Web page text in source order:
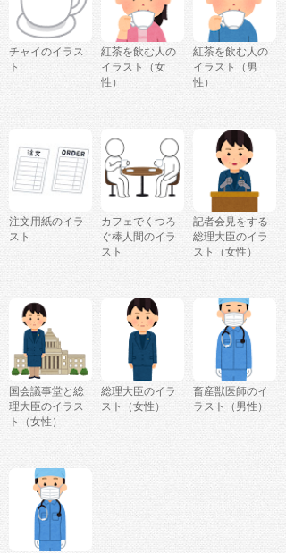
チャイのイラス
ト
紅茶を飲む人の
イラスト（女
性）
紅茶を飲む人の
イラスト（男
性）
注文用紙のイラ
スト
カフェでくつろ
ぐ棒人間のイラ
スト
記者会見をする
総理大臣のイラ
スト（女性）
国会議事堂と総
理大臣のイラス
ト（女性）
総理大臣のイラ
スト（女性）
畜産獣医師のイ
ラスト（男性）